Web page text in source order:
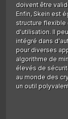
doivent être
Enfin, Skein est
structure flexible
d'utilisation. Il
intégré dans
pour diverses
algorithme de
élevés de
au monde des
un outil